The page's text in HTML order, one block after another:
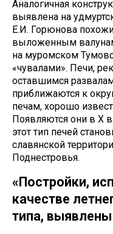
Аналогичная
выявлена на
Е.И. Горюнова
выложенным
на муромском
«чувалами». Печи,
оставшимся
приближаются к
печам, хорошо
Появляются они в X
этот тип печей
славянской
Поднестровья.
«Постройки,
качестве
типа,